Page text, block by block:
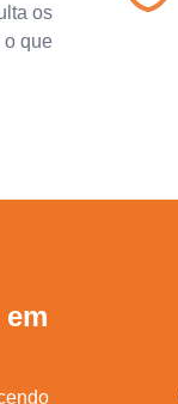
os
o que